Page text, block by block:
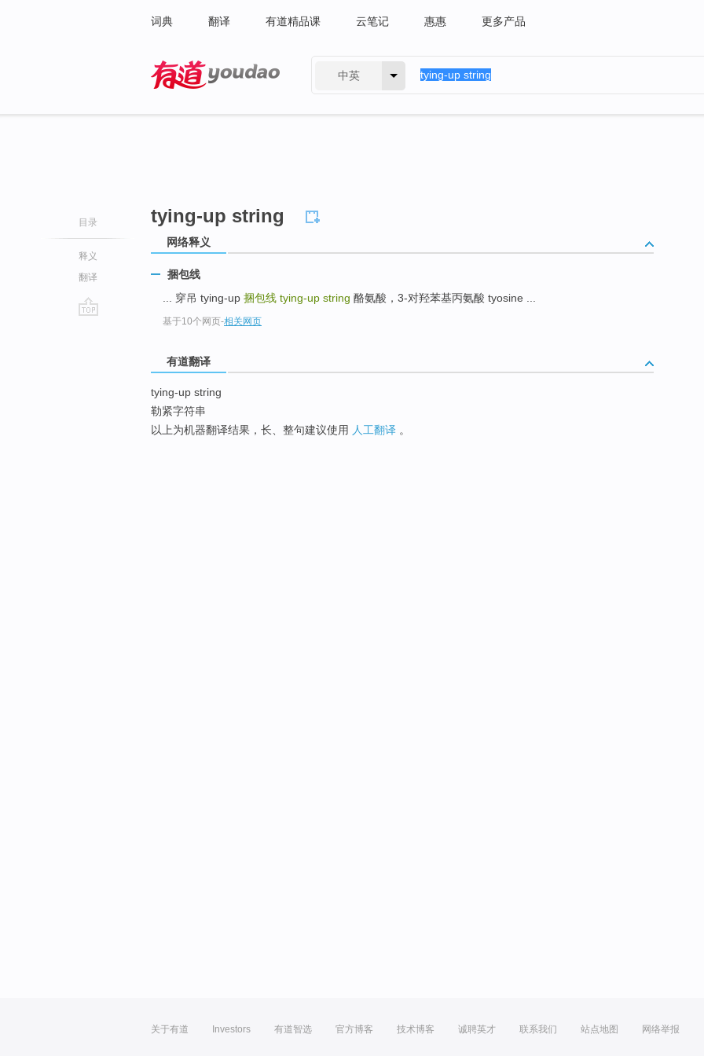
词典 翻译 有道精品课 云笔记 惠惠 更多产品
中英
目录
释义
翻译
tying-up string
网络释义
捆包线
... 穿吊 tying-up 捆包线 tying-up string 酪氨酸，3-对羟苯基丙氨酸 tyosine ...
基于10个网页-相关网页
有道翻译
tying-up string
勒紧字符串
以上为机器翻译结果，长、整句建议使用 人工翻译 。
关于有道 Investors 有道智选 官方博客 技术博客 诚聘英才 联系我们 站点地图 网络举报